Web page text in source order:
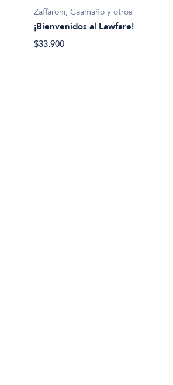
Zaffaroni, Caamaño y otros
¡Bienvenidos al Lawfare!
$33.900